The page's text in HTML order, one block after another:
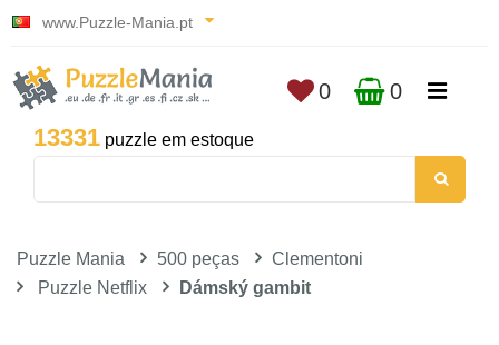
www.Puzzle-Mania.pt
13331 puzzle em estoque
0 0
Puzzle Mania 500 peças
Clementoni
Puzzle Netflix
Dámský gambit